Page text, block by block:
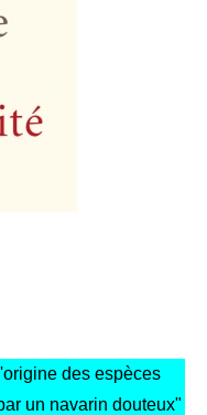
des espèces
un navarin douteux"